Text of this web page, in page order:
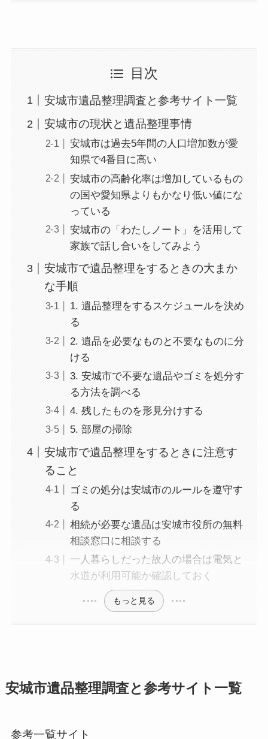
目次
安城市遺品整理調査と参考サイト一覧
安城市の現状と遺品整理事情
安城市は過去5年間の人口増加数が愛
知県で4番目に高い
安城市の高齢化率は増加しているもの
の国や愛知県よりもかなり低い値にな
っている
安城市の「わたしノート」を活用して
家族で話し合いをしてみよう
安城市で遺品整理をするときの大まか
な手順
1. 遺品整理をするスケジュールを決め
る
2. 遺品を必要なものと不要なものに分
ける
3. 安城市で不要な遺品やゴミを処分す
る方法を調べる
4. 残したものを形見分けする
5. 部屋の掃除
安城市で遺品整理をするときに注意す
ること
ゴミの処分は安城市のルールを遵守す
る
相続が必要な遺品は安城市役所の無料
相談窓口に相談する
一人暮らしだった故人の場合は電気と
水道が利用可能か確認しておく
もっと見る
安城市遺品整理調査と参考サイト一覧
参考一覧サイト